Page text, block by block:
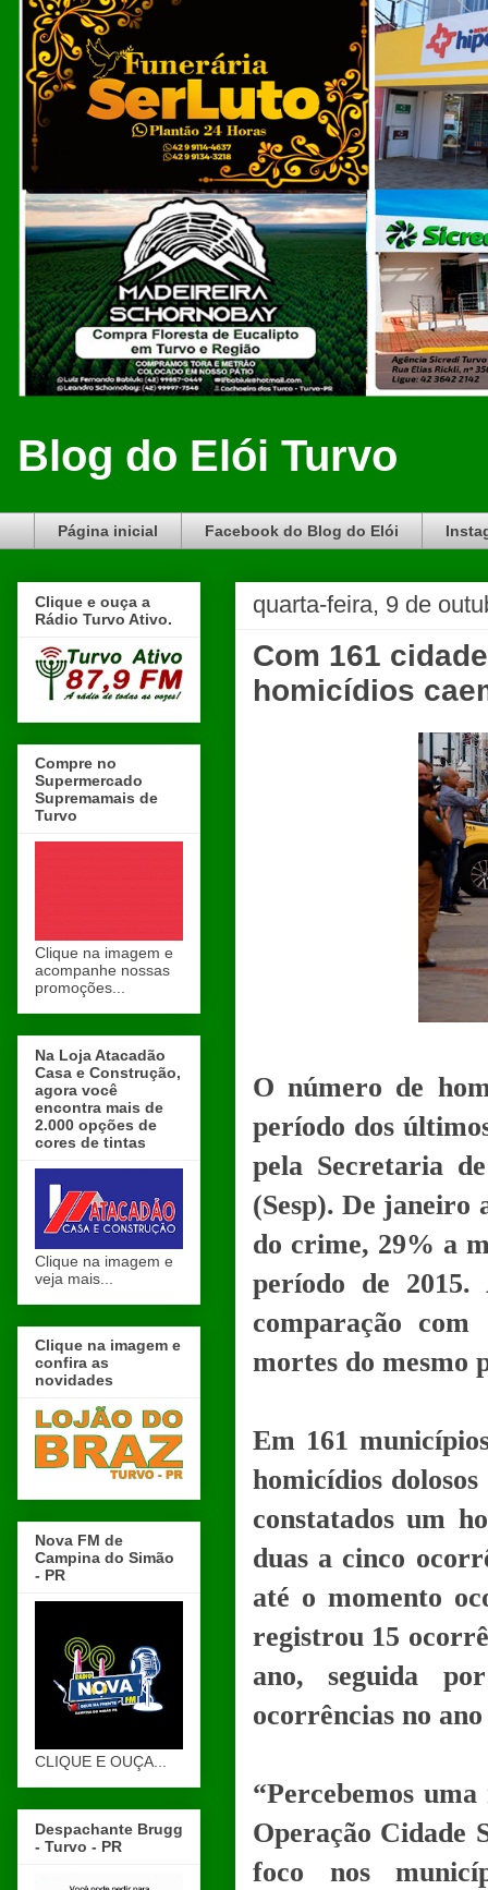
Blog do Elói Turvo
Página inicial Facebook do Blog do Elói
quarta-feira, 9 de
Com 161
homicídios
O número de
período dos
pela Secretaria
(Sesp). De janeiro
do crime, 29% a
período de
comparação
mortes do mesmo
Em 161
homicídios
constatados um
duas a cinco
até o momento
registrou 15
ano, seguida
ocorrências no
“Percebemos
Operação Cidade
foco nos
Clique e ouça a
Rádio Turvo Ativo.
Compre no
Supermercado
Supremamais de
Turvo
Clique na imagem e
acompanhe nossas
promoções...
Na Loja Atacadão
Casa e Construção,
agora você
encontra mais de
2.000 opções de
cores de tintas
Clique na imagem e
veja mais...
Clique na imagem e
confira as
novidades
Nova FM de
Campina do Simão
- PR
CLIQUE E OUÇA...
Despachante Brugg
- Turvo - PR